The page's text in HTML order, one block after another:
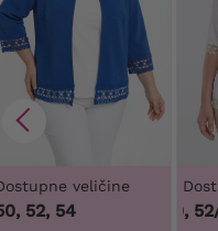
veličine
52, 54 48/50,